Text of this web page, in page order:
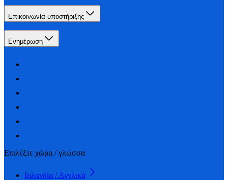
Επικοινωνία υποστήριξης
Ενημέρωση
Επιλέξτε χώρα / γλώσσα
Ιρλανδία / Αγγλικά